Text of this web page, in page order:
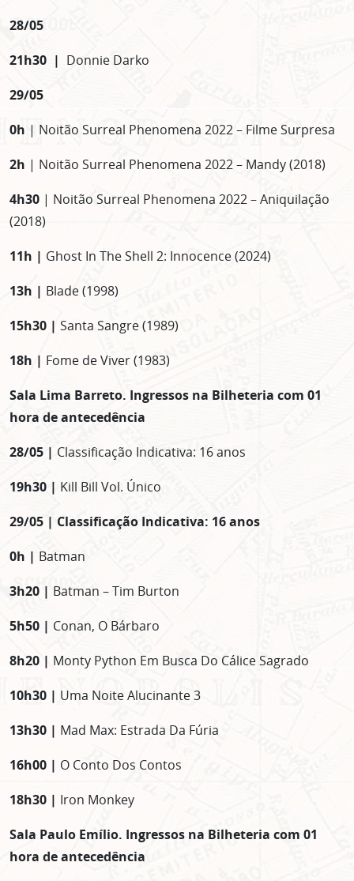
28/05
21h30 | Donnie Darko
29/05
0h | Noitão Surreal Phenomena 2022 – Filme Surpresa
2h | Noitão Surreal Phenomena 2022 – Mandy (2018)
4h30 | Noitão Surreal Phenomena 2022 – Aniquilação
(2018)
11h | Ghost In The Shell 2: Innocence (2024)
13h | Blade (1998)
15h30 | Santa Sangre (1989)
18h | Fome de Viver (1983)
Sala Lima Barreto. Ingressos na Bilheteria com 01
hora de antecedência
28/05 | Classificação Indicativa: 16 anos
19h30 | Kill Bill Vol. Único
29/05 | Classificação Indicativa: 16 anos
0h | Batman
3h20 | Batman – Tim Burton
5h50 | Conan, O Bárbaro
8h20 | Monty Python Em Busca Do Cálice Sagrado
10h30 | Uma Noite Alucinante 3
13h30 | Mad Max: Estrada Da Fúria
16h00 | O Conto Dos Contos
18h30 | Iron Monkey
Sala Paulo Emílio. Ingressos na Bilheteria com 01
hora de antecedência